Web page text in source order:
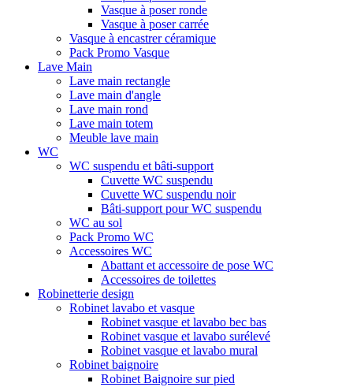
Vasque à poser ronde
Vasque à poser carrée
Vasque à encastrer céramique
Pack Promo Vasque
Lave Main
Lave main rectangle
Lave main d'angle
Lave main rond
Lave main totem
Meuble lave main
WC
WC suspendu et bâti-support
Cuvette WC suspendu
Cuvette WC suspendu noir
Bâti-support pour WC suspendu
WC au sol
Pack Promo WC
Accessoires WC
Abattant et accessoire de pose WC
Accessoires de toilettes
Robinetterie design
Robinet lavabo et vasque
Robinet vasque et lavabo bec bas
Robinet vasque et lavabo surélevé
Robinet vasque et lavabo mural
Robinet baignoire
Robinet Baignoire sur pied